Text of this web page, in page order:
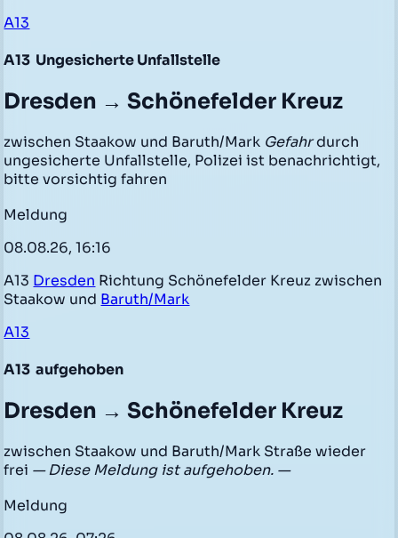
A13
A13 Ungesicherte Unfallstelle
Dresden → Schönefelder Kreuz
zwischen Staakow und Baruth/Mark Gefahrdurch
ungesicherte Unfallstelle, Polizei ist benachrichtigt,
bitte vorsichtig fahren
Meldung
08.08.26, 16:16
A13 Dresden Richtung Schönefelder Kreuz zwischen
Staakow und Baruth/Mark
A13
A13 aufgehoben
Dresden → Schönefelder Kreuz
zwischen Staakow und Baruth/Mark Straße wieder
frei — Diese Meldung ist aufgehoben. —
Meldung